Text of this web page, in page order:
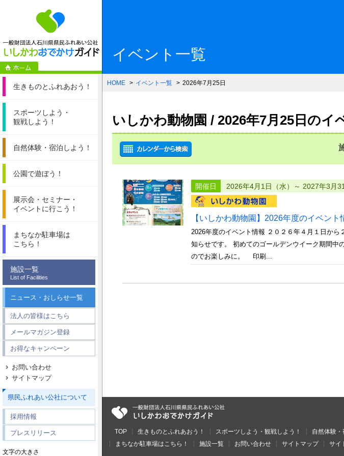
一般財団法人石川県県民ふれ
生きものとふれあおう！
スポーツしよう・
観戦しよう！
自然体験・ 宿泊しよう！
公園で遊ぼう！
展示会・セミナー・
イベントに行こう！
まちなか駐車場は
こちら！
施設一覧
List of Facilities
ニュース・おしらせ一覧
法人の皆様はこちら
メールマガジン登録
お得なキャンペーン
お問い合わせ
サイトマップ
県民ふれあい公社について
採用情報
プレスリリース
文字の大きさ
イベント一覧
HOME イベント一覧 2026年7月25日
いしかわ動物園 / 2026年7月25日のイ
開催日 2026年4月1日（水）～ 2027年3月31
【いしかわ動物園】2026年度のイベント
2026年度のイベント情報 ２０２６年４月１日か
知らせです。 初めてのゴールデンウイーク期間中
のでお楽しみに。 印刷...
TOP 生きものとふれあおう！ スポーツしよう・観戦しよう！ 自然体験・
まちなか駐車場はこちら！
施設一覧 お問い合わせ サイトマップ サイ